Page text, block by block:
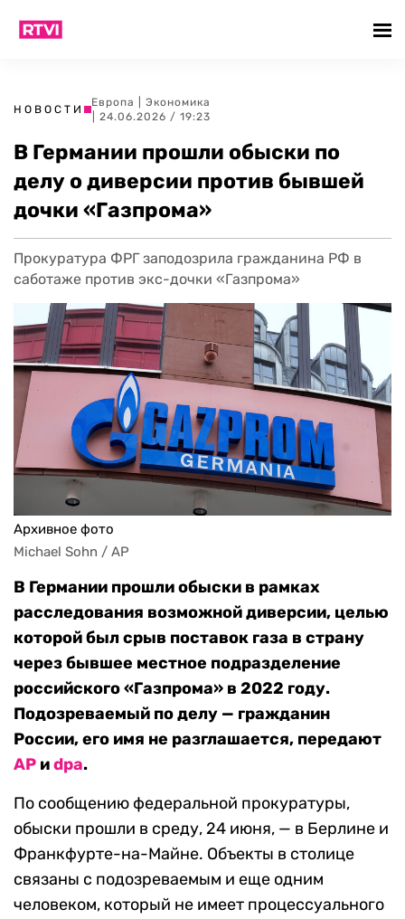
НОВОСТИ
Европа
Экономика
| 24.06.2026 / 19:23
В Германии прошли обыски по
делу о диверсии против бывшей
дочки «Газпрома»
Прокуратура ФРГ заподозрила гражданина РФ в
саботаже против экс-дочки «Газпрома»
Архивное фото
Michael Sohn / AP
В Германии прошли обыски в рамках
расследования возможной диверсии, целью
которой был срыв поставок газа в страну
через бывшее местное подразделение
российского «Газпрома» в 2022 году.
Подозреваемый по делу — гражданин
России, его имя не разглашается, передают
AP иdpa.
По сообщению федеральной прокуратуры,
обыски прошли в среду, 24 июня, — в Берлине и
Франкфурте-на-Майне. Объекты в столице
связаны с подозреваемым и еще одним
человеком, который не имеет процессуального